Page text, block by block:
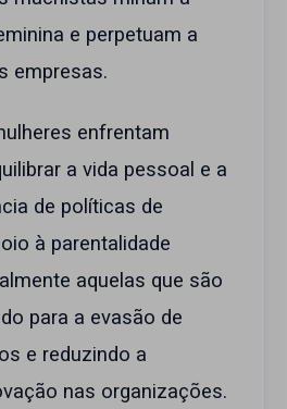
e perpetuam a
empresas.
enfrentam
a vida pessoal e a
de políticas de
à parentalidade
aquelas que são
para a evasão de
e reduzindo a
nas organizações.